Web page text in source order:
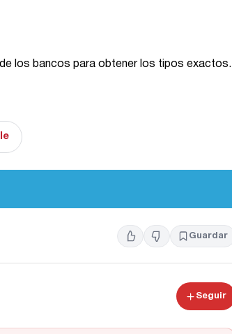
los bancos para obtener los tipos exactos.
Guardar
Seguir